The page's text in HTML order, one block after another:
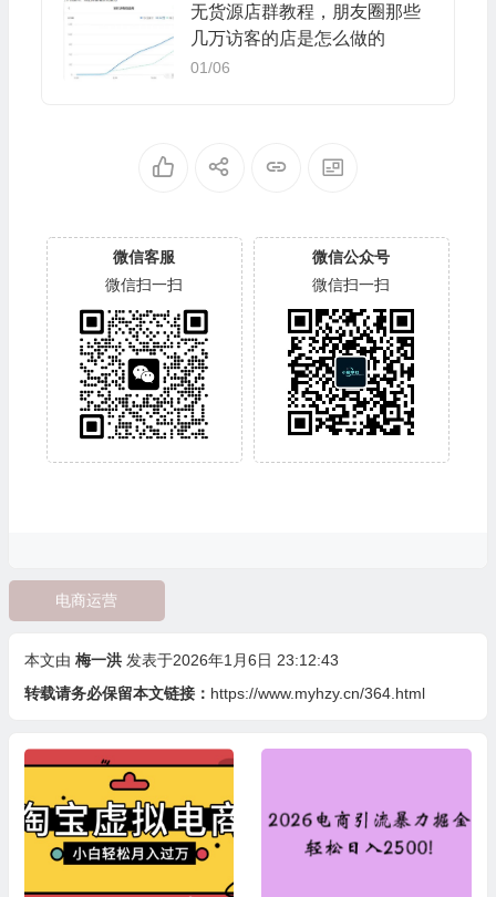
无货源店群教程，朋友圈那些
几万访客的店是怎么做的
01/06
微信客服
微信扫一扫
微信公众号
微信扫一扫
电商运营
本文由 梅一洪 发表于2026年1月6日 23:12:43
转载请务必保留本文链接： https://www.myhzy.cn/364.html